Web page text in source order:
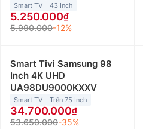
Smart TV 43 Inch
5.250.000
5.990.000-12%
Smart Tivi Samsung 98
Inch 4K UHD
UA98DU9000KXXV
Smart TV Trên 75 Inch
34.700.000
53.650.000-35%